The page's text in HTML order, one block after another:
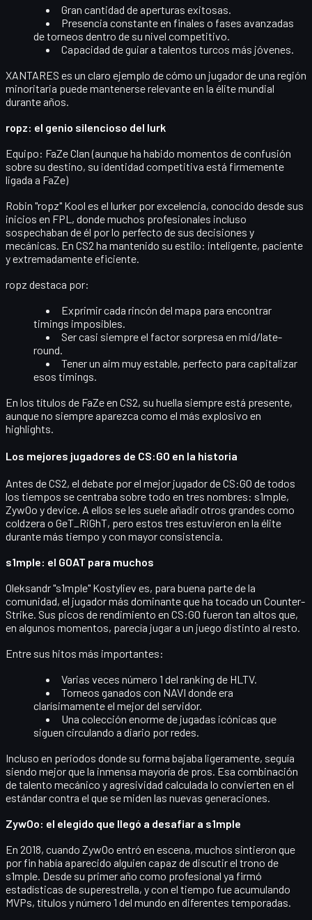
Gran cantidad de aperturas exitosas.
Presencia constante en finales o fases avanzadas
de torneos dentro de su nivel competitivo.
Capacidad de guiar a talentos turcos más jóvenes.
XANTARES es un claro ejemplo de cómo un jugador de una región
minoritaria puede mantenerse relevante en la élite mundial
durante años.
ropz: el genio silencioso del lurk
Equipo: FaZe Clan (aunque ha habido momentos de confusión
sobre su destino, su identidad competitiva está firmemente
ligada a FaZe)
Robin "ropz" Kool es el lurker por excelencia, conocido desde sus
inicios en FPL, donde muchos profesionales incluso
sospechaban de él por lo perfecto de sus decisiones y
mecánicas. En CS2 ha mantenido su estilo: inteligente, paciente
y extremadamente eficiente.
ropz destaca por:
Exprimir cada rincón del mapa para encontrar
timings imposibles.
Ser casi siempre el factor sorpresa en mid/late-
round.
Tener un aim muy estable, perfecto para capitalizar
esos timings.
En los títulos de FaZe en CS2, su huella siempre está presente,
aunque no siempre aparezca como el más explosivo en
highlights.
Los mejores jugadores de CS:GO en la historia
Antes de CS2, el debate por el mejor jugador de CS:GO de todos
los tiempos se centraba sobre todo en tres nombres: s1mple,
ZywOo y device. A ellos se les suele añadir otros grandes como
coldzera o GeT_RiGhT, pero estos tres estuvieron en la élite
durante más tiempo y con mayor consistencia.
s1mple: el GOAT para muchos
Oleksandr "s1mple" Kostyliev es, para buena parte de la
comunidad, el jugador más dominanteque ha tocado un Counter-
Strike. Sus picos de rendimiento en CS:GO fueron tan altos que,
en algunos momentos, parecía jugar a un juego distinto al resto.
Entre sus hitos más importantes:
Varias veces número 1 del ranking de HLTV.
Torneos ganados con NAVI donde era
clarísimamente el mejor del servidor.
Una colección enorme de jugadas icónicas que
siguen circulando a diario por redes.
Incluso en periodos donde su forma bajaba ligeramente, seguía
siendo mejor que la inmensa mayoría de pros. Esa combinación
de talento mecánico y agresividad calculada lo convierten en el
estándar contra el que se miden las nuevas generaciones.
ZywOo: el elegido que llegó a desafiar a s1mple
En 2018, cuando ZywOo entró en escena, muchos sintieron que
por fin había aparecido alguien capaz de discutir el trono de
s1mple. Desde su primer año como profesional ya firmó
estadísticas de superestrella, y con el tiempo fue acumulando
MVPs, títulos y número 1 del mundo en diferentes temporadas.